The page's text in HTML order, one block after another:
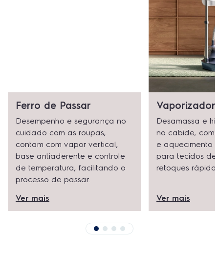
Ferro de Passar
Desempenho e segurança no
cuidado com as roupas,
contam com vapor vertical,
base antiaderente e controle
de temperatura, facilitando o
processo de passar.
Ver mais
Vaporizador
Desamassa e
no cabide, com
e aquecimento
para tecidos
retoques
Ver mais